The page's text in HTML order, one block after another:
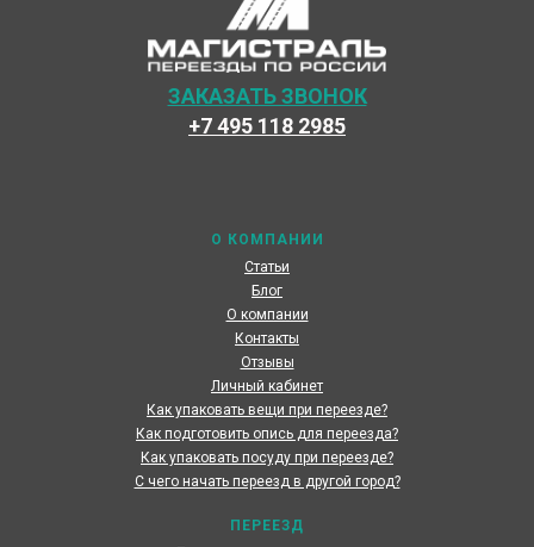
О КОМПАНИИ
Статьи
ПЕРЕЕЗД
Блог
О компании
Контакты
Отзывы
Личный кабинет
Как упаковать вещи при переезде?
Как подготовить опись для переезда?
Как упаковать посуду при переезде?
С чего начать переезд в другой город?
+7 495 118 2985
ЗАКАЗАТЬ ЗВОНОК